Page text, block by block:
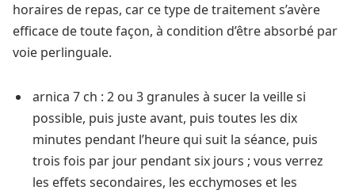
horaires de repas, car ce type de traitement s’avère
efficace de toute façon, à condition d’être absorbé par
voie perlinguale.
arnica 7 ch : 2 ou 3 granules à sucer la veille si
possible, puis juste avant, puis toutes les dix
minutes pendant l’heure qui suit la séance, puis
trois fois par jour pendant six jours ; vous verrez
les effets secondaires, les ecchymoses et les